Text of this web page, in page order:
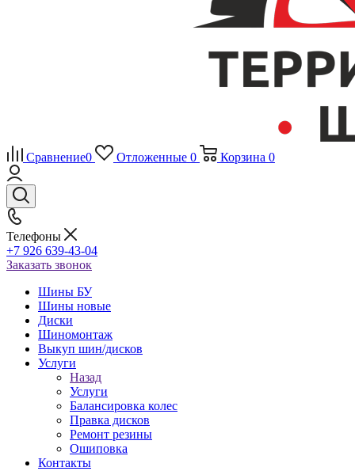
Сравнение0 Отложенные 0 Корзина 0
Телефоны
+7 926 639-43-04
Заказать звонок
Шины БУ
Шины новые
Диски
Шиномонтаж
Выкуп шин/дисков
Услуги
Назад
Услуги
Балансировка колес
Правка дисков
Ремонт резины
Ошиповка
Контакты